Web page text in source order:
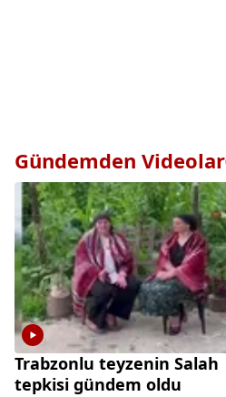
Gündemden Videolar
Trabzonlu teyzenin Salah
tepkisi gündem oldu